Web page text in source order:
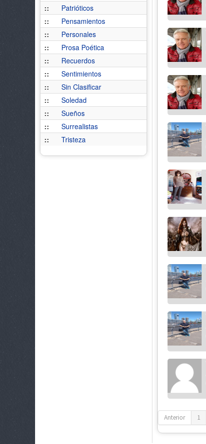
::
Patrióticos
::
Pensamientos
::
Personales
::
Prosa Poética
::
Recuerdos
::
Sentimientos
::
Sin Clasificar
::
Soledad
::
Sueños
::
Surrealistas
::
Tristeza
Anterior 1